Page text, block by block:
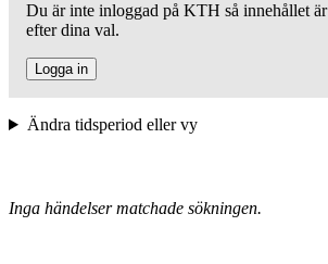
Du är inte inloggad på KTH så innehållet är
efter dina val.
Logga in
Ändra tidsperiod eller vy
Inga händelser matchade sökningen.